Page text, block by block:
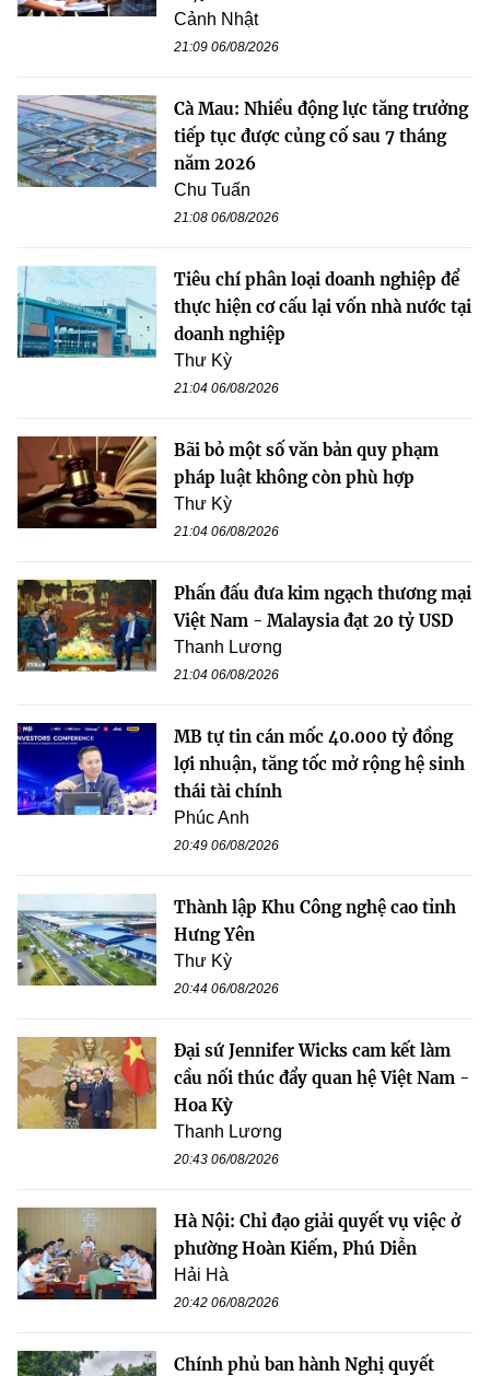
Cảnh Nhật
21:09 06/08/2026
Cà Mau: Nhiều động lực tăng trưởng
tiếp tục được củng cố sau 7 tháng
năm 2026
Chu Tuấn
21:08 06/08/2026
Tiêu chí phân loại doanh nghiệp để
thực hiện cơ cấu lại vốn nhà nước tại
doanh nghiệp
Thư Kỳ
21:04 06/08/2026
Bãi bỏ một số văn bản quy phạm
pháp luật không còn phù hợp
Thư Kỳ
21:04 06/08/2026
Phấn đấu đưa kim ngạch thương mại
Việt Nam - Malaysia đạt 20 tỷ USD
Thanh Lương
21:04 06/08/2026
MB tự tin cán mốc 40.000 tỷ đồng
lợi nhuận, tăng tốc mở rộng hệ sinh
thái tài chính
Phúc Anh
20:49 06/08/2026
Thành lập Khu Công nghệ cao tỉnh
Hưng Yên
Thư Kỳ
20:44 06/08/2026
Đại sứ Jennifer Wicks cam kết làm
cầu nối thúc đẩy quan hệ Việt Nam -
Hoa Kỳ
Thanh Lương
20:43 06/08/2026
Hà Nội: Chỉ đạo giải quyết vụ việc ở
phường Hoàn Kiếm, Phú Diễn
Hải Hà
20:42 06/08/2026
Chính phủ ban hành Nghị quyết